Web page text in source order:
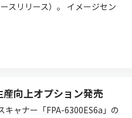
スリリース）。 イメージセン
向上オプション発売
キャナー「FPA-6300ES6a」の